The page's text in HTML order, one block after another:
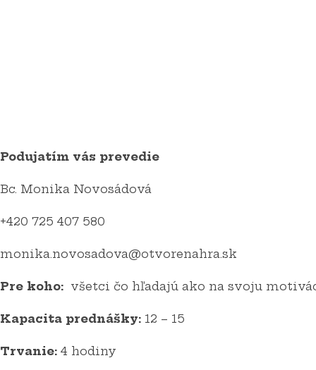
Podujatím vás prevedie
Bc. Monika Novosádová
+420 725 407 580
monika.novosadova@otvorenahra.sk
Pre koho: všetci čo hľadajú ako na svoju
Kapacita prednášky: 12 – 15
Trvanie: 4 hodiny